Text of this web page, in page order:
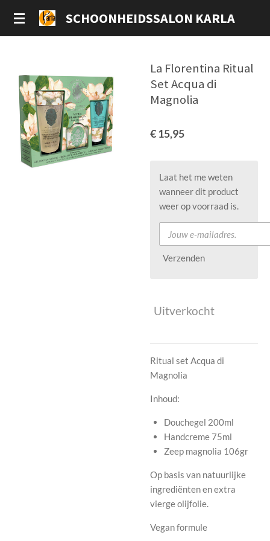
Ga
direct
SCHOONHEIDSSALON KARLA
La Florentina Ritual
Set Acqua di
Magnolia
€ 15,95
Laat het me weten
wanneer dit product
weer op voorraad is.
Verzenden
Uitverkocht
Ritual set Acqua di
Magnolia
Inhoud:
Douchegel 200ml
Handcreme 75ml
Zeep magnolia 106gr
Op basis van natuurlijke
ingrediënten en extra
vierge olijfolie.
Vegan formule